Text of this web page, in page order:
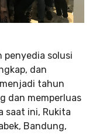
penyedia solusi
dan
tahun
dan memperluas
saat ini, Rukita
Bandung,